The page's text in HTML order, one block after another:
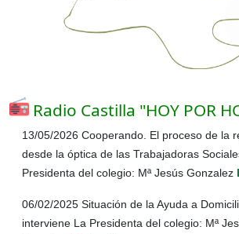
Radio Castilla "HOY POR
13/05/2026 Cooperando. El proceso de la
desde la óptica de las Trabajadoras
Presidenta del colegio: Mª Jesús Gonzalez
06/02/2025 Situación de la Ayuda a
interviene La Presidenta del colegio: Mª